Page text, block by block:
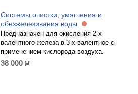
Системы очистки, умягчения и
обезжелезивания воды
Предназначен для окисления 2-х
валентного железа в 3-х валентное с
применением кислорода воздуха.
38 000 р.